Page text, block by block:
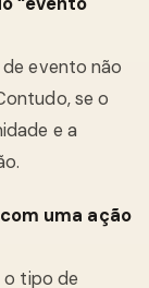
evento não
se o
e a
uma ação
o tipo de